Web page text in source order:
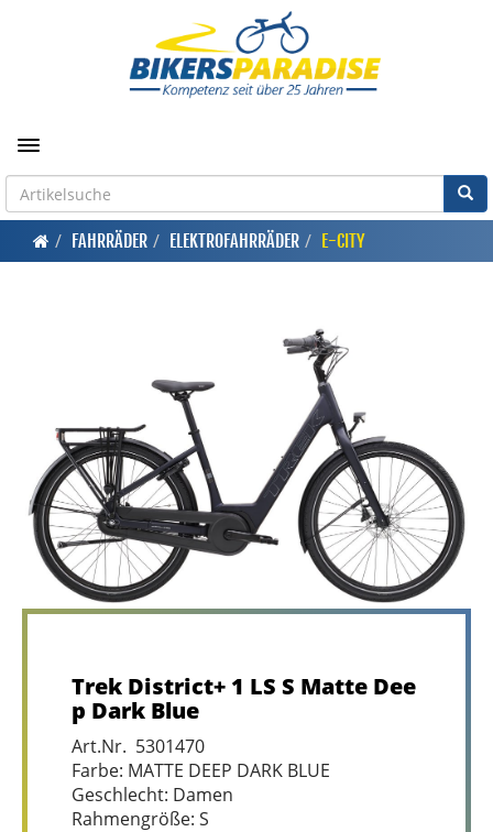
Toggle navigation
FAHRRÄDER ELEKTROFAHRRÄDER E-CITY
Trek District+ 1 LS S Matte Dee
p Dark Blue
Art.Nr. 5301470
Farbe: MATTE DEEP DARK BLUE
Geschlecht: Damen
Rahmengröße: S